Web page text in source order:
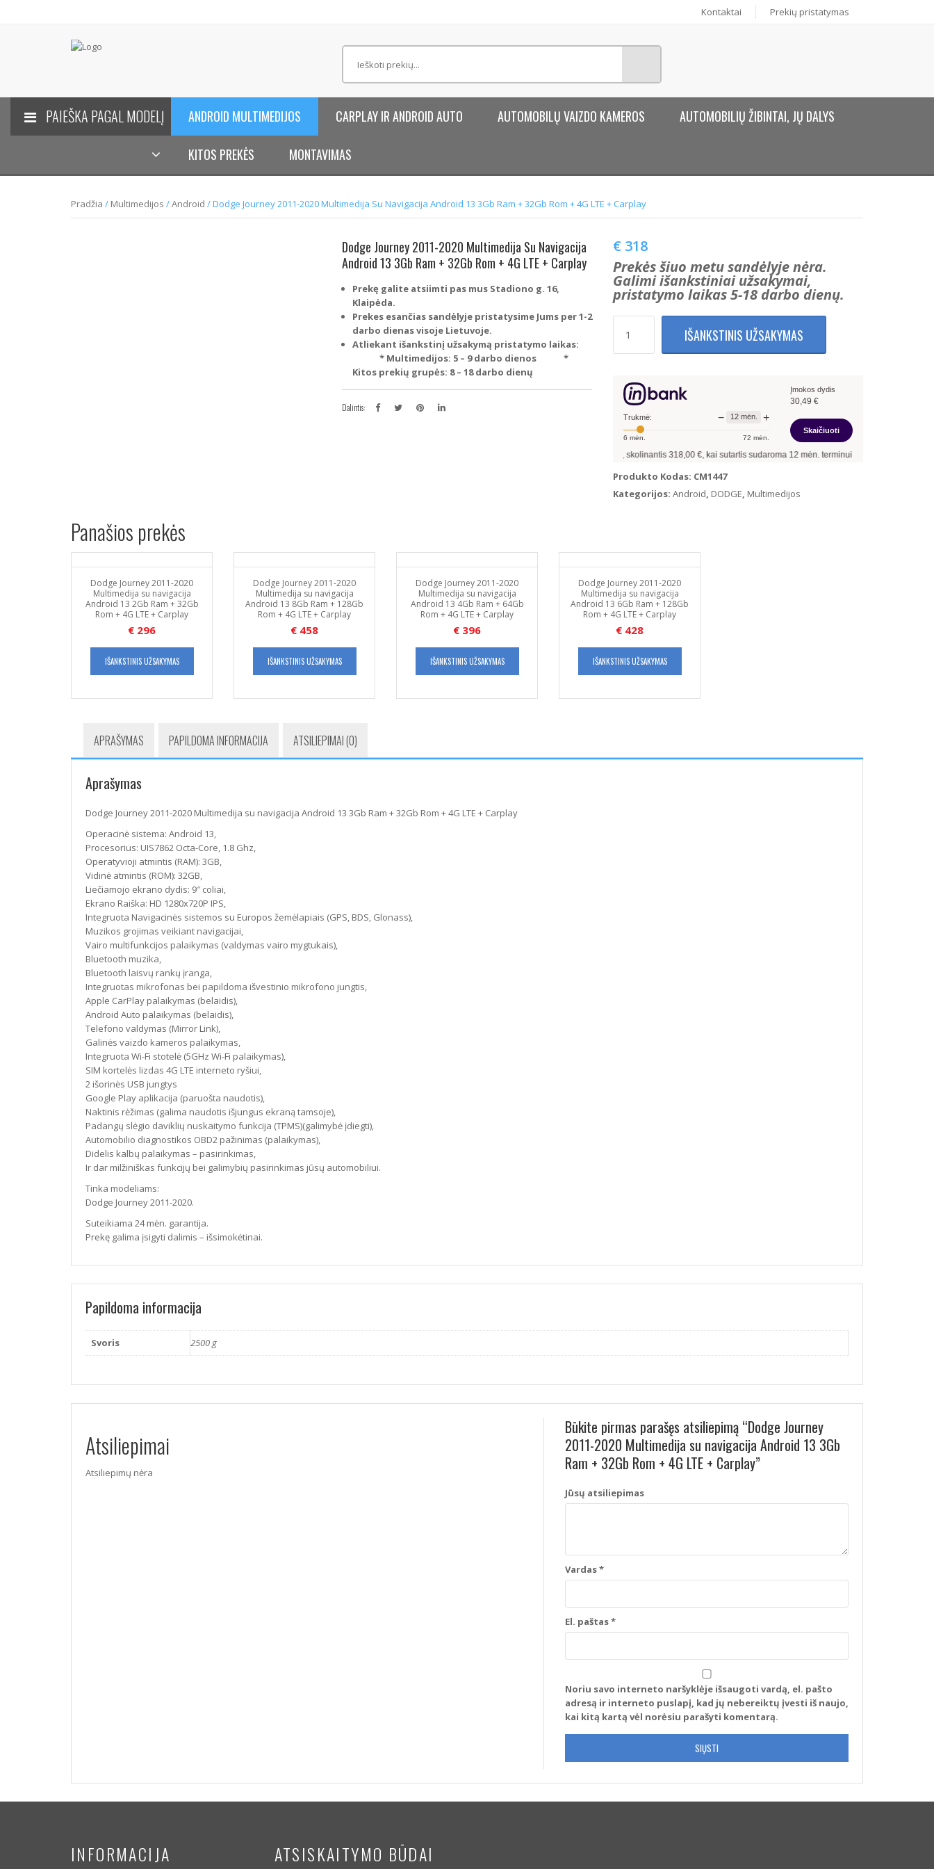
Kontaktai Prekių pristatymas
PAIEŠKA PAGAL MODELĮ ANDROID MULTIMEDIJOS CARPLAY IR ANDROID AUTO AUTOMOBILŲ VAIZDO KAMEROS AUTOMOBILIŲ ŽIBINTAI, JŲ DALYS
KITOS PREKĖS MONTAVIMAS
Pradžia / Multimedijos /Android / Dodge Journey 2011-2020 Multimedija Su Navigacija Android 13 3Gb Ram + 32Gb Rom + 4G LTE + Carplay
Dodge Journey 2011-2020 Multimedija Su Navigacija
Android 13 3Gb Ram + 32Gb Rom + 4G LTE + Carplay
Prekę galite atsiimti pas mus Stadiono g. 16,
Klaipėda.
Prekes esančias sandėlyje pristatysime Jums per 1-2
darbo dienas visoje Lietuvoje.
Atliekant išankstinį užsakymą pristatymo laikas:
* Multimedijos: 5 – 9 darbo dienos *
Kitos prekių grupės: 8 – 18 darbo dienų
Dalintis:
€ 318
Prekės šiuo metu sandėlyje nėra.
Galimi išankstiniai užsakymai,
pristatymo laikas 5-18 darbo dienų.
kiekis:
2020
Multimedija
navigacija
3Gb
Ram
+
Carplay
IŠANKSTINIS UŽSAKYMAS
Trukmė: − 12mėn. +
6 mėn. 72 mėn.
Įmokos dydis
30,49 €
Skaičiuoti
318,00€, kai sutartis sudaroma12mėn. terminui, metinė palūkanų norma –
Produkto Kodas: CM1447
Kategorijos: Android, DODGE, Multimedijos
Panašios prekės
Dodge Journey 2011-2020
Multimedija su navigacija
Android 13 2Gb Ram + 32Gb
Rom + 4G LTE + Carplay
€ 296
IŠANKSTINIS UŽSAKYMAS
Dodge Journey 2011-2020
Multimedija su navigacija
Android 13 8Gb Ram + 128Gb
Rom + 4G LTE + Carplay
€ 458
IŠANKSTINIS UŽSAKYMAS
Dodge Journey 2011-2020
Multimedija su navigacija
Android 13 4Gb Ram + 64Gb
Rom + 4G LTE + Carplay
€ 396
IŠANKSTINIS UŽSAKYMAS
Dodge Journey 2011-2020
Multimedija su navigacija
Android 13 6Gb Ram + 128Gb
Rom + 4G LTE + Carplay
€ 428
IŠANKSTINIS UŽSAKYMAS
APRAŠYMAS PAPILDOMA INFORMACIJA ATSILIEPIMAI (0)
Aprašymas
Dodge Journey 2011-2020 Multimedija su navigacija Android 13 3Gb Ram + 32Gb Rom + 4G LTE + Carplay
Operacinė sistema: Android 13,
Procesorius: UIS7862 Octa-Core, 1.8 Ghz,
Operatyvioji atmintis (RAM): 3GB,
Vidinė atmintis (ROM): 32GB,
Liečiamojo ekrano dydis: 9″ coliai,
Ekrano Raiška: HD 1280x720P IPS,
Integruota Navigacinės sistemos su Europos žemėlapiais (GPS, BDS, Glonass),
Muzikos grojimas veikiant navigacijai,
Vairo multifunkcijos palaikymas (valdymas vairo mygtukais),
Bluetooth muzika,
Bluetooth laisvų rankų įranga,
Integruotas mikrofonas bei papildoma išvestinio mikrofono jungtis,
Apple CarPlay palaikymas (belaidis),
Android Auto palaikymas (belaidis),
Telefono valdymas (Mirror Link),
Galinės vaizdo kameros palaikymas,
Integruota Wi-Fi stotelė (5GHz Wi-Fi palaikymas),
SIM kortelės lizdas 4G LTE interneto ryšiui,
2 išorinės USB jungtys
Google Play aplikacija (paruošta naudotis),
Naktinis rėžimas (galima naudotis išjungus ekraną tamsoje),
Padangų slėgio daviklių nuskaitymo funkcija (TPMS)(galimybė įdiegti),
Automobilio diagnostikos OBD2 pažinimas (palaikymas),
Didelis kalbų palaikymas – pasirinkimas,
Ir dar milžiniškas funkcijų bei galimybių pasirinkimas jūsų automobiliui.
Tinka modeliams:
Dodge Journey 2011-2020.
Suteikiama 24 mėn. garantija.
Prekę galima įsigyti dalimis – išsimokėtinai.
Papildoma informacija
Svoris 2500 g
Atsiliepimai
Atsiliepimų nėra
Būkite pirmas parašęs atsiliepimą “Dodge Journey
2011-2020 Multimedija su navigacija Android 13 3Gb
Ram + 32Gb Rom + 4G LTE + Carplay”
Jūsų atsiliepimas
Vardas*
El. paštas*
Noriu savo interneto naršyklėje išsaugoti vardą, el. pašto
adresą ir interneto puslapį, kad jų nebereiktų įvesti iš naujo,
kai kitą kartą vėl norėsiu parašyti komentarą.
INFORMACIJA ATSISKAITYMO BŪDAI